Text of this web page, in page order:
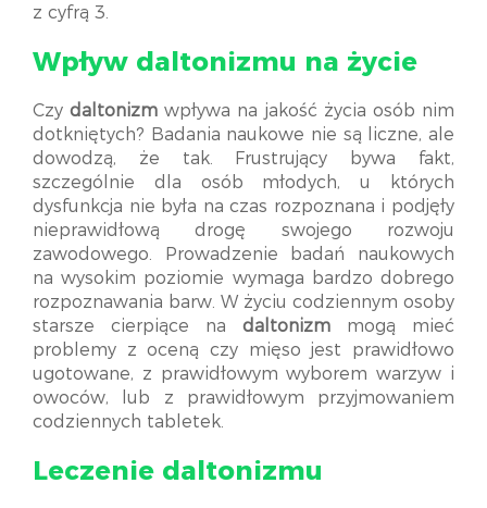
z cyfrą 3.
Wpływ daltonizmu na życie
Czydaltonizm wpływa na jakość życia osób nim
dotkniętych? Badania naukowe nie są liczne, ale
dowodzą, że tak. Frustrujący bywa fakt,
szczególnie dla osób młodych, u których
dysfunkcja nie była na czas rozpoznana i podjęły
nieprawidłową drogę swojego rozwoju
zawodowego. Prowadzenie badań naukowych
na wysokim poziomie wymaga bardzo dobrego
rozpoznawania barw. W życiu codziennym osoby
starsze cierpiące na daltonizm mogą mieć
problemy z oceną czy mięso jest prawidłowo
ugotowane, z prawidłowym wyborem warzyw i
owoców, lub z prawidłowym przyjmowaniem
codziennych tabletek.
Leczenie daltonizmu